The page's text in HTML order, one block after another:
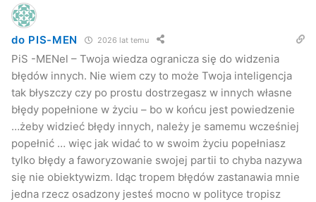
do PIS-MEN 2026 lat temu
PiS -MENel – Twoja wiedza ogranicza się do widzenia
błędów innych. Nie wiem czy to może Twoja inteligencja
tak błyszczy czy po prostu dostrzegasz w innych własne
błędy popełnione w życiu – bo w końcu jest powiedzenie
…żeby widzieć błędy innych, należy je samemu wcześniej
popełnić … więc jak widać to w swoim życiu popełniasz
tylko błędy a faworyzowanie swojej partii to chyba nazywa
się nie obiektywizm. Idąc tropem błędów zastanawia mnie
jedna rzecz osadzony jesteś mocno w polityce tropisz